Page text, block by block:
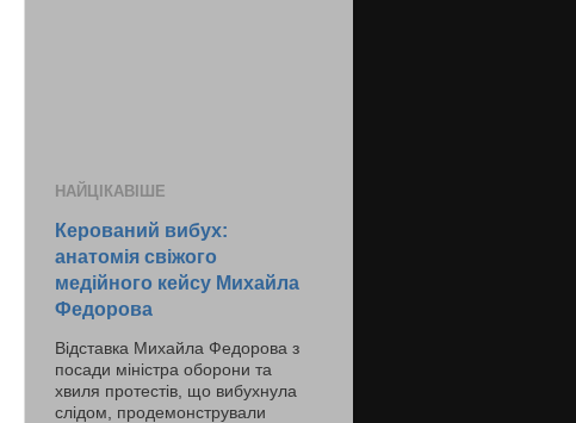
НАЙЦІКАВІШЕ
Керований вибух:
анатомія свіжого
медійного кейсу Михайла
Федорова
Відставка Михайла Федорова з
посади міністра оборони та
хвиля протестів, що вибухнула
слідом, продемонстрували